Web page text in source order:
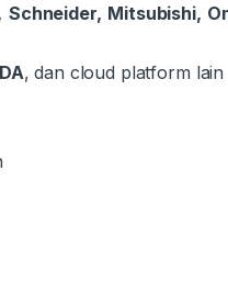
Schneider, Mitsubishi,
, dan cloud platform lain